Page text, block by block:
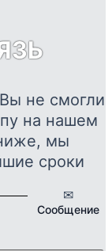
не смогли
на нашем
мы
сроки
✉
Сообщение